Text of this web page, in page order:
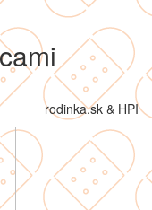
rodinka.sk & HPI